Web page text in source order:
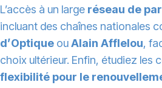
L’accès à un large réseau de
incluant des chaînes nationales
d’Optique ouAlain Afflelou,
choix ultérieur. Enfin, étudiez les
flexibilité pour le